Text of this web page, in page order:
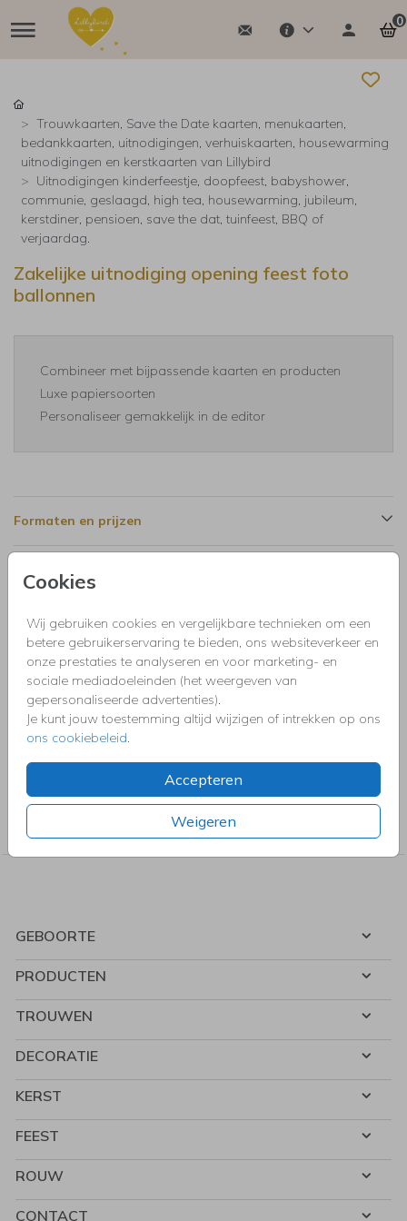
0
Cookies
Wij gebruiken cookies en vergelijkbare technieken om een
betere gebruikerservaring te bieden, ons websiteverkeer en
onze prestaties te analyseren en voor marketing- en
sociale mediadoeleinden (het weergeven van
gepersonaliseerde advertenties).
Je kunt jouw toestemming altijd wijzigen of intrekken op ons
ons cookiebeleid.
Accepteren
Weigeren
Trouwkaarten, Save the Date kaarten, menukaarten,
bedankkaarten, uitnodigingen, verhuiskaarten, housewarming
uitnodigingen en kerstkaarten van Lillybird
Uitnodigingen kinderfeestje, doopfeest, babyshower,
communie, geslaagd, high tea, housewarming, jubileum,
kerstdiner, pensioen, save the dat, tuinfeest, BBQ of
verjaardag.
Zakelijke uitnodiging opening feest foto
ballonnen
Combineer met bijpassende kaarten en producten
Luxe papiersoorten
Personaliseer gemakkelijk in de editor
Formaten en prijzen
Productinformatie
Omschrijving
Zakelijke uitnodiging voor de opening van je nieuwe zaak of
om de heropening van een verbouwing te vieren. Deze
uitnodiging ziet er feestelijk uit met foto, ballonnen en
slinger. Op de voorzijde is ook ruimte voor een eigen foto.
Collectie
Uitnodigingen kinderfeestje, doopfeest, babyshower,
communie, geslaagd, high tea, housewarming, jubileum,
kerstdiner, pensioen, save the dat, tuinfeest, BBQ of verjaardag.
GEBOORTE
PRODUCTEN
TROUWEN
DECORATIE
KERST
FEEST
ROUW
CONTACT